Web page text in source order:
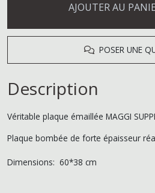
AJOUTER AU
POSER UNE
Description
Véritable plaque émaillée MAGGI
Plaque bombée de forte épaisseur
Dimensions: 60*38 cm